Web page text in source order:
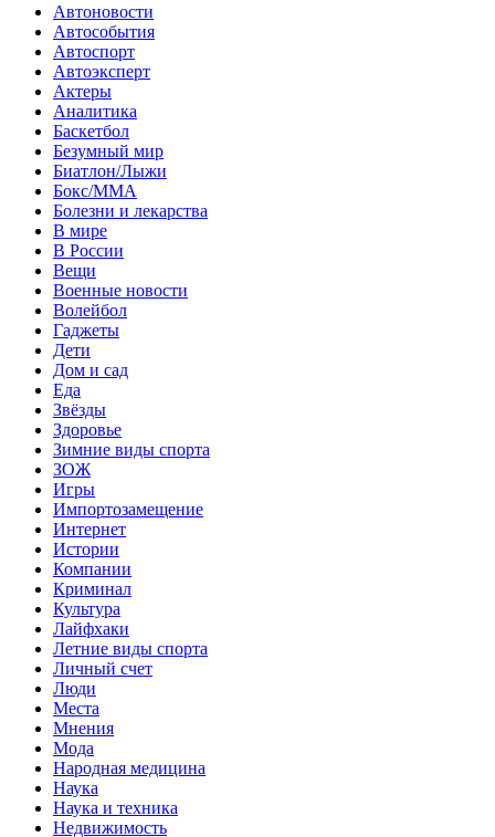
Автоновости
Автособытия
Автоспорт
Автоэксперт
Актеры
Аналитика
Баскетбол
Безумный мир
Биатлон/Лыжи
Бокс/MMA
Болезни и лекарства
В мире
В России
Вещи
Военные новости
Волейбол
Гаджеты
Дети
Дом и сад
Еда
Звёзды
Здоровье
Зимние виды спорта
ЗОЖ
Игры
Импортозамещение
Интернет
Истории
Компании
Криминал
Культура
Лайфхаки
Летние виды спорта
Личный счет
Люди
Места
Мнения
Мода
Народная медицина
Наука
Наука и техника
Недвижимость